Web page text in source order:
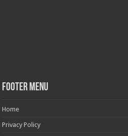
Footer Menu
Home
Privacy Policy